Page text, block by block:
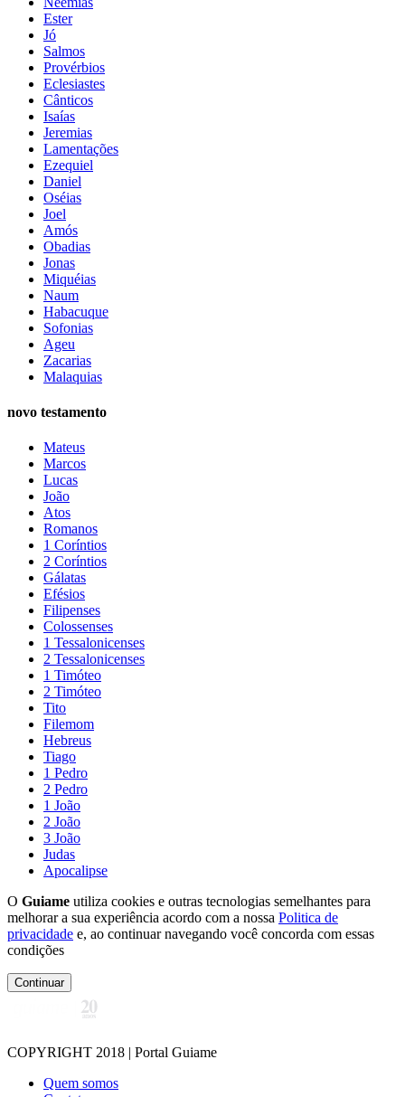
Ester
Jó
Salmos
Provérbios
Eclesiastes
Cânticos
Isaías
Jeremias
Lamentações
Ezequiel
Daniel
Oséias
Joel
Amós
Obadias
Jonas
Miquéias
Naum
Habacuque
Sofonias
Ageu
Zacarias
Malaquias
novo testamento
Mateus
Marcos
Lucas
João
Atos
Romanos
1 Coríntios
2 Coríntios
Gálatas
Efésios
Filipenses
Colossenses
1 Tessalonicenses
2 Tessalonicenses
1 Timóteo
2 Timóteo
Tito
Filemom
Hebreus
Tiago
1 Pedro
2 Pedro
1 João
2 João
3 João
Judas
Apocalipse
O Guiame utiliza cookies e outras tecnologias semelhantes para
melhorar a sua experiência acordo com a nossa Politica de
privacidade e, ao continuar navegando você concorda com essas
condições
Continuar
COPYRIGHT 2018 | Portal Guiame
Quem somos